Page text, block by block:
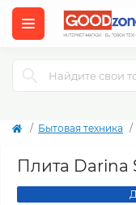
Бытовая техника
Плита Darina